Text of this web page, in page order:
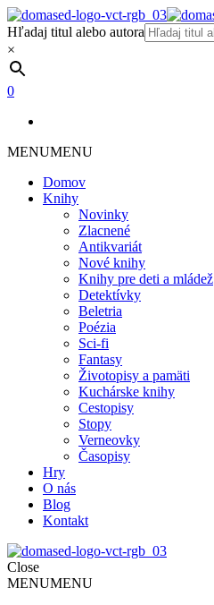
Hľadaj titul alebo autora
×
0
MENUMENU
Domov
Knihy
Novinky
Zlacnené
Antikvariát
Nové knihy
Knihy pre deti a mládež
Detektívky
Beletria
Poézia
Sci-fi
Fantasy
Životopisy a pamäti
Kuchárske knihy
Cestopisy
Stopy
Verneovky
Časopisy
Hry
O nás
Blog
Kontakt
Close
MENUMENU